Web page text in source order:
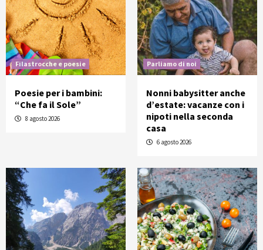
Filastrocche e poesie
Poesie per i bambini:
“Che fa il Sole”
8 agosto 2026
Parliamo di noi
Nonni babysitter anche
d’estate: vacanze con i
nipoti nella seconda
casa
6 agosto 2026